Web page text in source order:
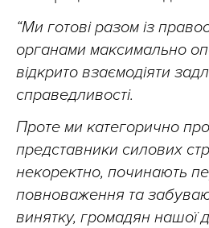
“Ми готові разом із
органами максимально
відкрито взаємодіяти
справедливості.
Проте ми категорично
представники силових
некоректно, починають
повноваження та
винятку, громадян нашої